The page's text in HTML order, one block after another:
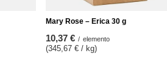
Mary Rose – Erica 30 g
10,37 € / elemento
(345,67 € / kg)